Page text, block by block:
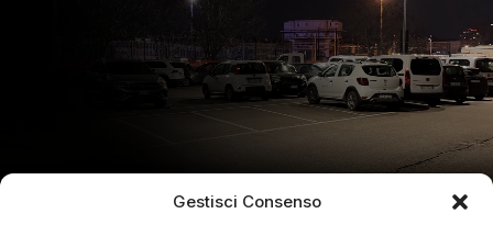
Gestisci Consenso